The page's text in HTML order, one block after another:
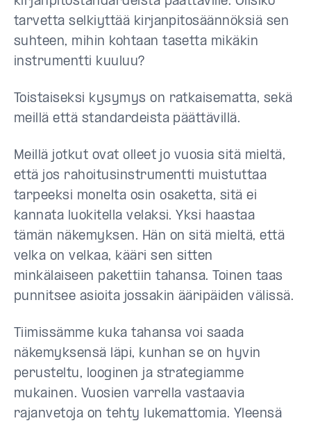
tarvetta selkiyttää kirjanpitosäännöksiä sen
suhteen, mihin kohtaan tasetta mikäkin
instrumentti kuuluu?
Toistaiseksi kysymys on ratkaisematta, sekä
meillä että standardeista päättävillä.
Meillä jotkut ovat olleet jo vuosia sitä mieltä,
että jos rahoitusinstrumentti muistuttaa
tarpeeksi monelta osin osaketta, sitä ei
kannata luokitella velaksi. Yksi haastaa
tämän näkemyksen. Hän on sitä mieltä, että
velka on velkaa, kääri sen sitten
minkälaiseen pakettiin tahansa. Toinen taas
punnitsee asioita jossakin ääripäiden välissä.
Tiimissämme kuka tahansa voi saada
näkemyksensä läpi, kunhan se on hyvin
perusteltu, looginen ja strategiamme
mukainen. Vuosien varrella vastaavia
rajanvetoja on tehty lukemattomia. Yleensä